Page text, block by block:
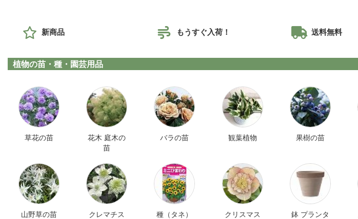
新商品 もうすぐ入荷！ 送料無料
植物の苗・種・園芸用品
草花の苗
花木 庭木の
苗
バラの苗 観葉植物 果樹の苗
山野草の苗
クレマチス
種（タネ）
クリスマス
鉢 プランタ